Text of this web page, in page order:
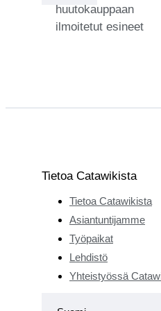
heti
ylioppilastutkinnon
Täytettyään 18
vuotta hän on
työskennellyt
seitsemällä eri
viininvalmistajalla,
viinimaailmasta ja
huutokauppaan
ilmoitetut esineet
Tietoa Catawikista
Tietoa Catawikista
Asiantuntijamme
Työpaikat
Lehdistö
Yhteistyössä